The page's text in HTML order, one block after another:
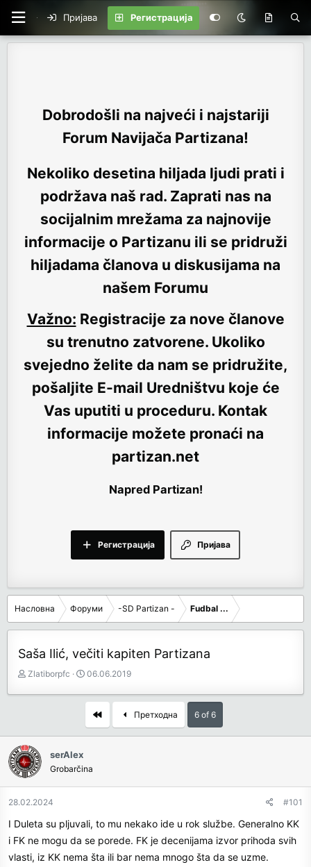
Пријава Регистрација
Dobrodošli na najveći i najstariji
Forum Navijača Partizana!
Nekoliko desetina hiljada ljudi prati i
podržava naš rad. Zaprati nas na
socijalnim mrežama za najnovije
informacije o Partizanu ili se pridruži
hiljadama članova u diskusijama na
našem Forumu
Važno: Registracije za nove članove
su trenutno zatvorene. Ukoliko
svejedno želite da nam se pridružite,
pošaljite E-mail Uredništvu koje će
Vas uputiti u proceduru. Kontak
informacije možete pronaći na
partizan.net
Napred Partizan!
Пријава
Регистрација
Насловна Форуми -SD Partizan - Fudbal ...
Saša Ilić, večiti kapiten Partizana
З
н
и
к
т
м
е
Zlatiborpfc
Д
т
м
п
к
а
њ
а
06.06.2019
Претходна 6 of 6
serAlex
Grobarčina
28.02.2024 #101
I Duleta su pljuvali, to mu nekako ide u rok službe. Generalno KK
i FK ne mogu da se porede. FK je decenijama izvor prihoda svih
vlasti, iz KK nema šta ili bar nema mnogo šta da se uzme.